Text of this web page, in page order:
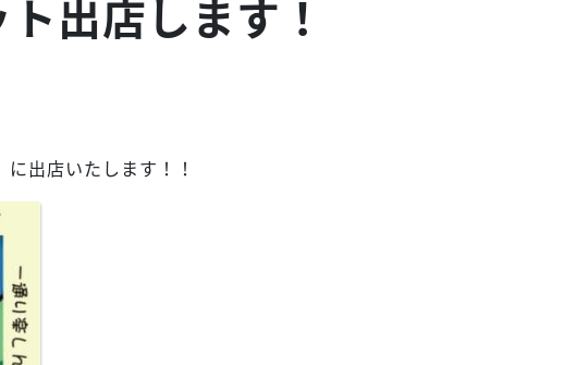
出店します！
出店いたします！！